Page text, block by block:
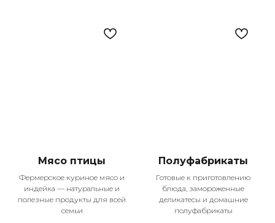
Мясо птицы
Фермерское куриное мясо и
индейка — натуральные и
полезные продукты для всей
семьи
Полуфабрикаты
Готовые к приготовлению
блюда, замороженные
деликатесы и домашние
полуфабрикаты
Мы гордимся тем, что становимся частью
жизни тысяч семей в Казани, предлагая
не просто продукты, а настоящее
качество жизни. Каждый день мы
работаем над тем, чтобы ваши покупки